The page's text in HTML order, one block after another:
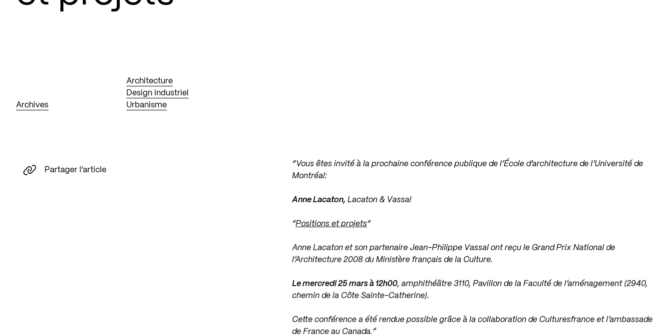
Archives
Architecture
Design industriel
Urbanisme
“Vous êtes invité à la prochaine conférence publique de l’École d’architecture de l’Université de
Montréal:
Anne Lacaton, Lacaton & Vassal
“Positions et projets“
Anne Lacaton et son partenaire Jean-Philippe Vassal ont reçu le Grand Prix National de
l’Architecture 2008 du Ministère français de la Culture.
Le mercredi 25 mars à 12h00, amphithéâtre 3110, Pavillon de la Faculté de l’aménagement (2940,
chemin de la Côte Sainte-Catherine).
Cette conférence a été rendue possible grâce à la collaboration de Culturesfrance et l’ambassade
de France au Canada.”
Partager l'article